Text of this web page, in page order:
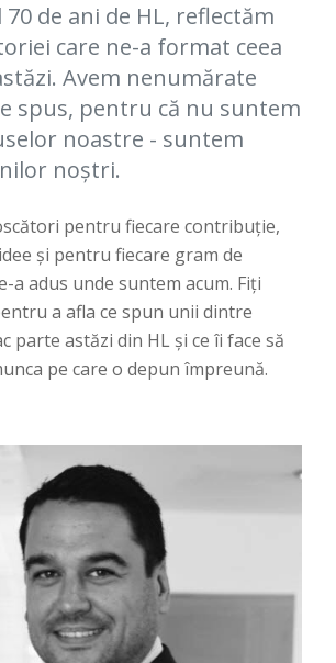
de ani de HL, reflectăm
care ne-a format ceea
Avem nenumărate
spus, pentru că nu suntem
noastre - suntem
noștri.
pentru fiecare contribuție,
și pentru fiecare gram de
a adus unde suntem acum. Fiți
a afla ce spun unii dintre
parte astăzi din HL și ce îi face să
pe care o depun împreună.